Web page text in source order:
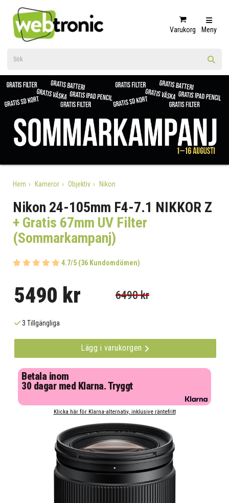
Varukorg Meny
Hem Kameror Objektiv Nikon
Nikon 24-105mm F4-7.1 NIKKOR Z
+ Gratis 67mm UV Filter
(Sommarkampanj)
4.7/5 (36 Kundomdömen)
5490 kr 6490 kr
3 Tillgängliga
Lägg i varukorgen
Betala inom
30 dagar med Klarna. Tryggt
Klicka här för Klarna-alternativ, inklusive räntefritt